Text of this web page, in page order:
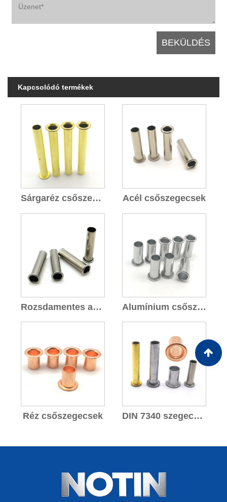
Kapcsolódó termékek
Sárgaréz csőszegecsek Acél csőszegecsek
Rozsdamentes acél csőszegecsek Alumínium csőszegecsek
Réz csőszegecsek DIN 7340 szegecsek